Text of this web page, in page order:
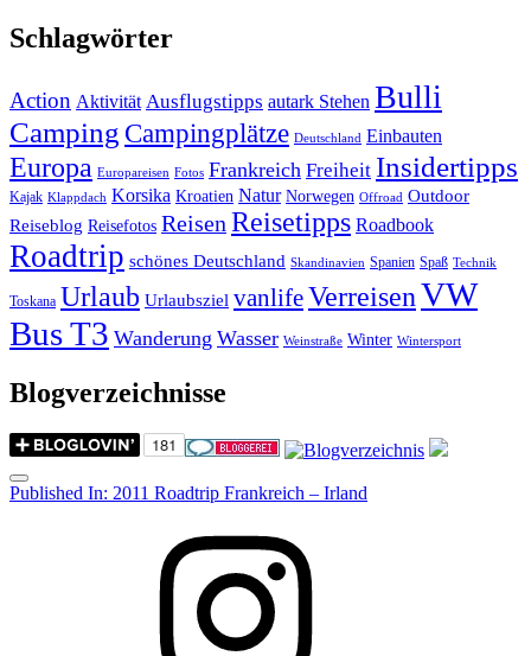
Schlagwörter
Action Aktivität Ausflugstipps autark Stehen Bulli
Camping Campingplätze Deutschland Einbauten
Europa Europareisen Fotos Frankreich Freiheit Insidertipps
Kajak Klappdach Korsika Kroatien Natur Norwegen Offroad Outdoor
Reiseblog Reisefotos ReisenReisetipps Roadbook
Roadtrip schönes Deutschland Skandinavien Spanien Spaß Technik
Toskana Urlaub Urlaubsziel vanlifeVerreisenVW
Bus T3 Wanderung Wasser Weinstraße Winter Wintersport
Blogverzeichnisse
Menu
Post
Published In: 2011 Roadtrip Frankreich – Irland